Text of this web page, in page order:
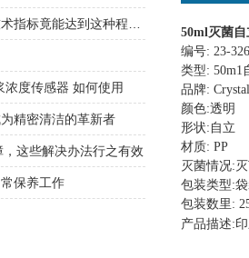
50ml灭菌自
编号: 23-
类型: 50m1
品牌:
颜色:透明
形状: 自立
材质: PP
灭菌情况:
包装类型:
包装数里 :
产品描述:
度传感器 如何使用
精密清洁的革新者
这些解决办法行之有效
保养工作